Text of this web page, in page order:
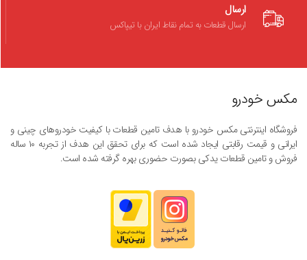
ارسال
ارسال قطعات به تمام نقاط ایران با تیپاکس
مکس خودرو
فروشگاه اینترنتی مکس خودرو با هدف تامین قطعات با کیفیت خودروهای چینی و
ایرانی و قیمت رقابتی ایجاد شده است که برای تحقق این هدف از تجربه ۱۰ ساله
فروش و تامین قطعات یدکی بصورت حضوری بهره گرفته شده است.